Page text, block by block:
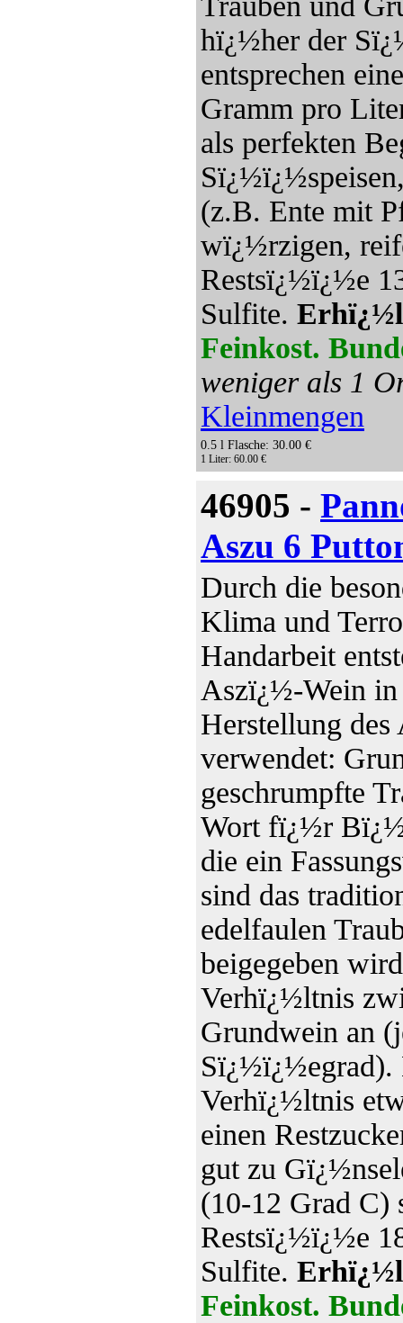
hï¿½her der
entsprechen
Gramm pro
als perfekten
(z.B. Ente mit
wï¿½rzigen,
Restsï¿½ï¿½e
Sulfite.
Feinkost.
weniger als 1
Kleinmengen
0.5 l Flasche: 30.00 €
1 Liter: 60.00 €
46905 -
Aszu 6
Durch die
Klima und
Handarbeit
Aszï¿½-Wein
Herstellung
verwendet:
geschrumpfte
Wort fï¿½r
die ein
sind das
edelfaulen
beigegeben
Verhï¿½ltnis
Grundwein an
Sï¿½ï¿½egrad).
Verhï¿½ltnis
einen
gut zu
(10-12 Grad C)
Restsï¿½ï¿½e
Sulfite.
Feinkost.